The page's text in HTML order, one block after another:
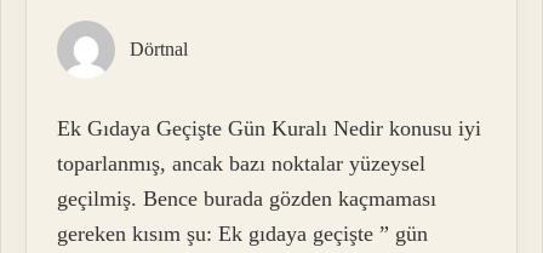
Dörtnal
Ek Gıdaya Geçişte Gün Kuralı Nedir konusu iyi
toparlanmış, ancak bazı noktalar yüzeysel
geçilmiş. Bence burada gözden kaçmaması
gereken kısım şu: Ek gıdaya geçişte ” gün